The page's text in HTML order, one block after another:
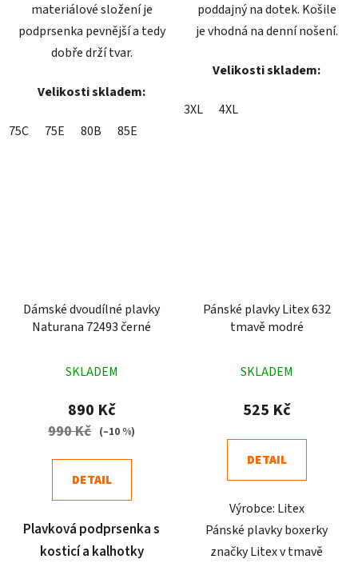
materiálové složení je
podprsenka pevnější a tedy
dobře drží tvar.
Velikosti skladem:
75C 75E 80B 85E
poddajný na dotek. Košile
je vhodná na denní nošení.
Velikosti skladem:
3XL 4XL
Dámské dvoudílné plavky
Naturana 72493 černé
hodnocení
produktu
je
5
SKLADEM
890 Kč
990 Kč (–10 %)
DETAIL
Plavková podprsenka s
kosticí a kalhotky
Pánské plavky Litex 632
tmavě modré
hodnocení
produktu
5,0
z
hvězdiček.
SKLADEM
525 Kč
DETAIL
Výrobce: Litex
Pánské plavky boxerky
značky Litex v tmavě